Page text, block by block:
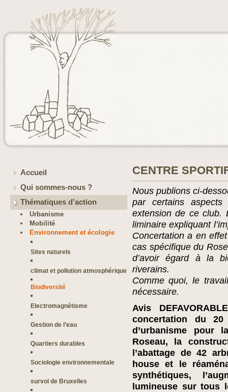
Accueil
Qui sommes-nous ?
Thématiques d’action
Urbanisme
Mobilité
Environnement et écologie
Sites naturels
climat et pollution atmosphérique
Biodiversité
Electromagnétisme
Gestion de l’eau
Quartiers durables
Sociologie environnementale
survol de Bruxelles
CENTRE
Nous publions ci-
par certains
extension de ce club.
liminaire expliquant
Concertation a en
cas spécifique du
d’avoir égard à la
riverains.
Comme quoi, le
nécessaire.
Avis
concertation du
d’urbanisme pour
Roseau, la
l’abattage de 42
house et le
synthétiques,
lumineuse sur tous